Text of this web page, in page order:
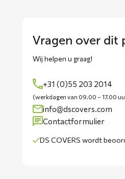
Vragen over dit
Wij helpen u graag!
+31 (0)55 203 2014
(werkdagen van 09.00 – 17.00
info@dscovers.com
Contactformulier
DS COVERS wordt